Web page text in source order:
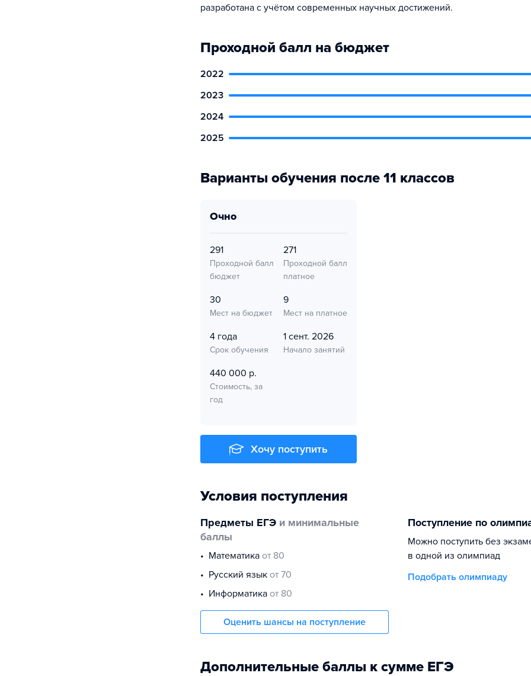
разработана с учётом современных научных достижений.
Проходной балл на бюджет
2022
2023
2024
2025
Варианты обучения после 11 классов
очно
291
Проходной балл
бюджет
271
Проходной балл
платное
30
Мест на бюджет
9
Мест на платное
4 года
Срок обучения
1 сент. 2026
Начало занятий
440 000 р.
Стоимость, за
год
Хочу поступить
Условия поступления
Предметы ЕГЭ и минимальные
баллы
математика от 80
русский язык от 70
информатика от 80
Оценить шансы на поступление
Поступление по
Можно поступить без
в одной из олимпиад
Подобрать олимпиаду
Дополнительные баллы к сумме ЕГЭ